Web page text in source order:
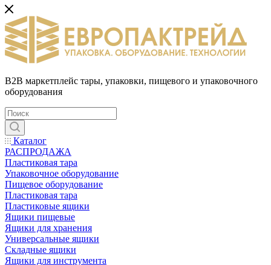
B2B маркетплейс тары, упаковки, пищевого и упаковочного
оборудования
Каталог
РАСПРОДАЖА
Пластиковая тара
Упаковочное оборудование
Пищевое оборудование
Пластиковая тара
Пластиковые ящики
Ящики пищевые
Ящики для хранения
Универсальные ящики
Складные ящики
Ящики для инструмента